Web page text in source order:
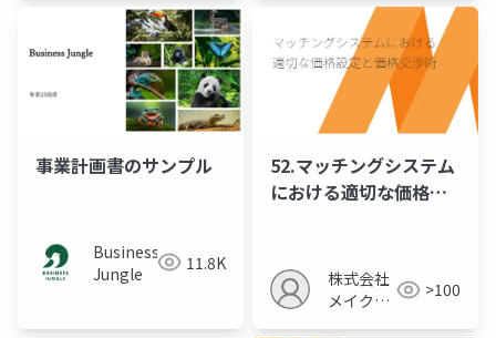
事業計画書のサンプル
Business
Jungle
11.8K
52.マッチングシステム
における適切な価格設
株式会社
メイクア
>100